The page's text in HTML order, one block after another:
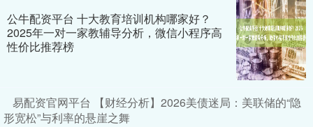
公牛配资平台 十大教育培训机构哪家好？
2025年一对一家教辅导分析，微信小程序高
性价比推荐榜
易配资官网平台 【财经分析】2026美债迷局：美联储的“隐
形宽松”与利率的悬崖之舞